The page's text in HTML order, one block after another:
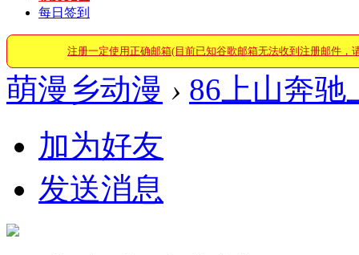
每日签到
注册一定使用正确邮箱(目前已知谷歌邮箱无法收到注册邮件，
萌漫乡动漫 › 86上山奔驰
加为好友
发送消息